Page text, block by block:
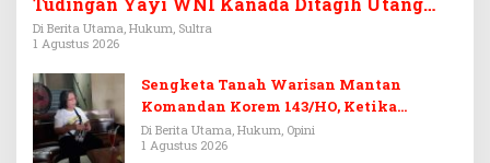
Rp3,6 Miliar
Di Berita Utama, Hukum, Sultra
1 Agustus 2026
Sengketa Tanah Warisan Mantan
Komandan Korem 143/HO, Ketika
Warisan Menjadi Arena Pemerasan
Di Berita Utama, Hukum, Opini
1 Agustus 2026